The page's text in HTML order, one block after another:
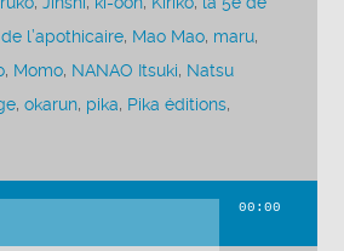
l’apothicaire, Mao Mao, maru,
, Momo, NANAO Itsuki, Natsu
,okarun, pika, Pika éditions,
00:00